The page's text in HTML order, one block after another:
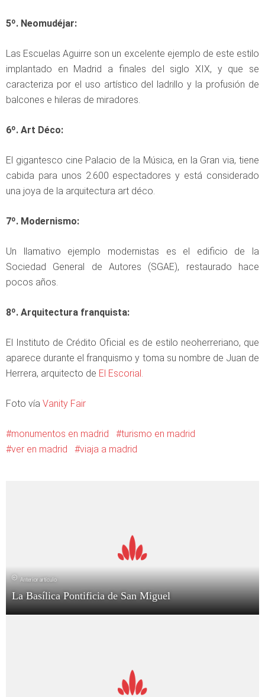
5º. Neomudéjar:
Las Escuelas Aguirre son un excelente ejemplo de este estilo
implantado en Madrid a finales del siglo XIX, y que se
caracteriza por el uso artístico del ladrillo y la profusión de
balcones e hileras de miradores.
6º. Art Déco:
El gigantesco cine Palacio de la Música, en la Gran via, tiene
cabida para unos 2.600 espectadores y está considerado
una joya de la arquitectura art déco.
7º. Modernismo:
Un llamativo ejemplo modernistas es el edificio de la
Sociedad General de Autores (SGAE), restaurado hace
pocos años.
8º. Arquitectura franquista:
El Instituto de Crédito Oficial es de estilo neoherreriano, que
aparece durante el franquismo y toma su nombre de Juan de
Herrera, arquitecto de El Escorial.
Foto vía Vanity Fair
monumentos en madrid
turismo en madrid
ver en madrid
viaja a madrid
Anterior artículo
La Basílica Pontificia de San Miguel